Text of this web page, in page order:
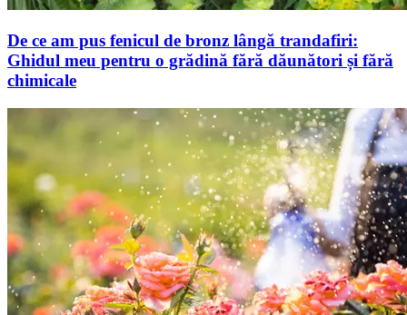
De ce am pus fenicul de bronz lângă trandafiri:
Ghidul meu pentru o grădină fără dăunători și fără
chimicale